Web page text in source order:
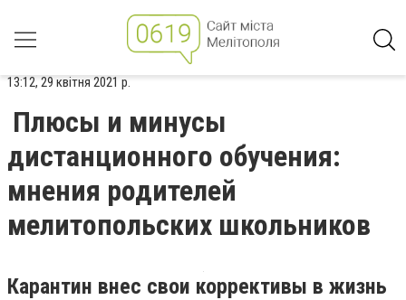
13:12, 29 квітня 2021 р.
Плюсы и минусы
дистанционного обучения:
мнения родителей
мелитопольских школьников
Карантин внес свои коррективы в жизнь